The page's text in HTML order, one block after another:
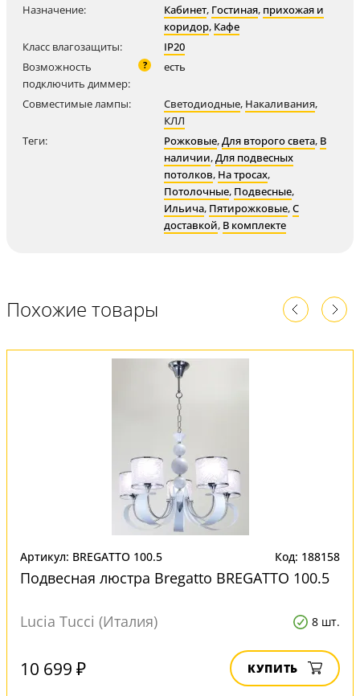
Назначение: Кабинет, Гостиная, прихожая и
коридор, Кафе
Класс влагозащиты:
IP20
Возможность
подключить диммер:
? есть
Совместимые лампы: Светодиодные, Накаливания,
КЛЛ
Теги:
Рожковые,Для второго света, В
наличии,Для подвесных
потолков, На тросах,
Потолочные, Подвесные,
Ильича, Пятирожковые,С
доставкой, В комплекте
Похожие товары
Артикул: BREGATTO 100.5 Код: 188158
Подвесная люстра Bregatto BREGATTO 100.5
Lucia Tucci (Италия) 8 шт.
10 699 ₽ КУПИТЬ